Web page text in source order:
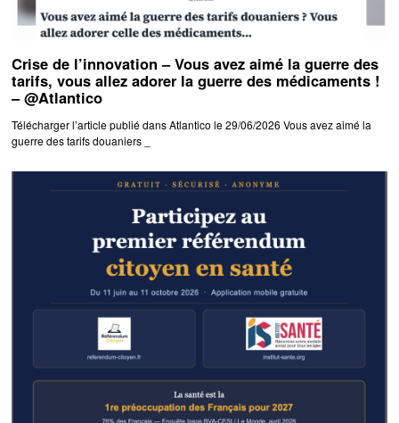
Crise de l’innovation – Vous avez aimé la guerre des
tarifs, vous allez adorer la guerre des médicaments !
– @Atlantico
Télécharger l’article publié dans Atlantico le 29/06/2026 Vous avez aimé la
guerre des tarifs douaniers _